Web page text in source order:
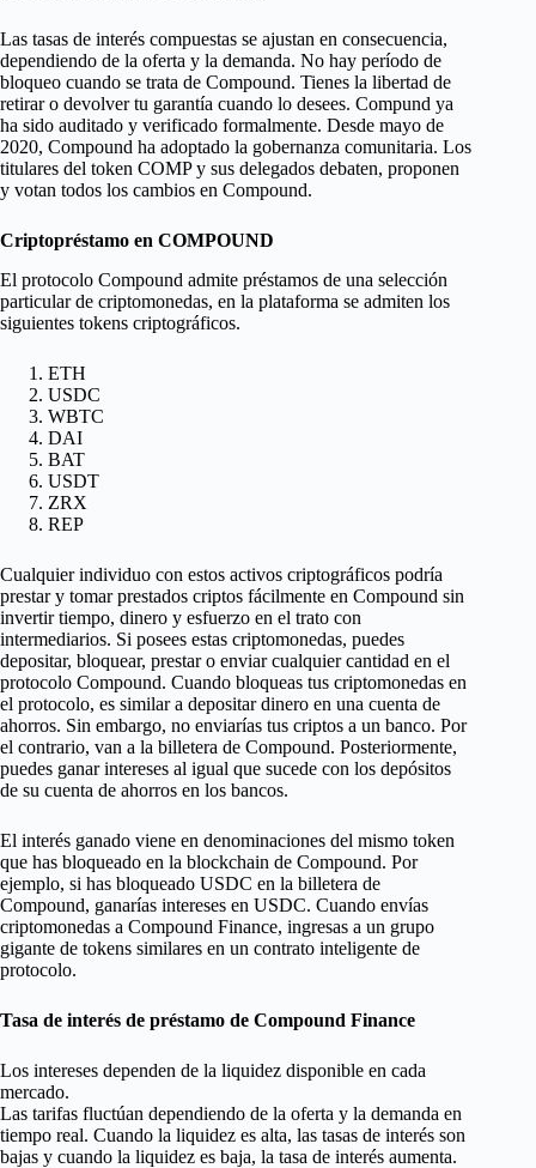
Las tasas de interés compuestas se ajustan en consecuencia,
dependiendo de la oferta y la demanda. No hay período de
bloqueo cuando se trata de Compound. Tienes la libertad de
retirar o devolver tu garantía cuando lo desees. Compund ya
ha sido auditado y verificado formalmente. Desde mayo de
2020, Compound ha adoptado la gobernanza comunitaria. Los
titulares del token COMP y sus delegados debaten, proponen
y votan todos los cambios en Compound.
Criptopréstamo en COMPOUND
El protocolo Compound admite préstamos de una selección
particular de criptomonedas, en la plataforma se admiten los
siguientes tokens criptográficos.
ETH
USDC
WBTC
DAI
BAT
USDT
ZRX
REP
Cualquier individuo con estos activos criptográficos podría
prestar y tomar prestados criptos fácilmente en Compound sin
invertir tiempo, dinero y esfuerzo en el trato con
intermediarios. Si posees estas criptomonedas, puedes
depositar, bloquear, prestar o enviar cualquier cantidad en el
protocolo Compound. Cuando bloqueas tus criptomonedas en
el protocolo, es similar a depositar dinero en una cuenta de
ahorros. Sin embargo, no enviarías tus criptos a un banco. Por
el contrario, van a la billetera de Compound. Posteriormente,
puedes ganar intereses al igual que sucede con los depósitos
de su cuenta de ahorros en los bancos.
El interés ganado viene en denominaciones del mismo token
que has bloqueado en la blockchain de Compound. Por
ejemplo, si has bloqueado USDC en la billetera de
Compound, ganarías intereses en USDC. Cuando envías
criptomonedas a Compound Finance, ingresas a un grupo
gigante de tokens similares en un contrato inteligente de
protocolo.
Tasa de interés de préstamo de Compound Finance
Los intereses dependen de la liquidez disponible en cada
mercado.
Las tarifas fluctúan dependiendo de la oferta y la demanda en
tiempo real. Cuando la liquidez es alta, las tasas de interés son
bajas y cuando la liquidez es baja, la tasa de interés aumenta.